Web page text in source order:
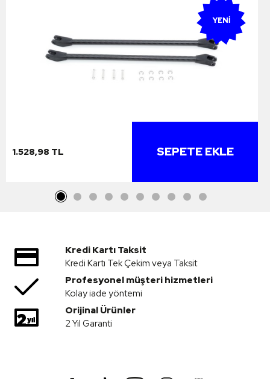
YENI
1.528,98 TL SEPETE EKLE
Kredi Kartı Taksit
Kredi Kartı Tek Çekim veya Taksit
Profesyonel müşteri hizmetleri
Kolay iade yöntemi
Orijinal Ürünler
2 Yıl Garanti